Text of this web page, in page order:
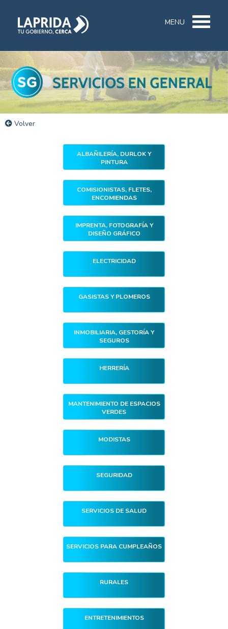
MENU
Volver
ALBAÑILERÍA, DURLOK Y
PINTURA
COMISIONISTAS, FLETES,
ENCOMIENDAS
IMPRENTA, FOTOGRAFÍA Y
DISEÑO GRÁFICO
ELECTRICIDAD
GASISTAS Y PLOMEROS
INMOBILIARIA, GESTORÍA Y
SEGUROS
HERRERÍA
MANTENIMIENTO DE ESPACIOS
VERDES
MODISTAS
SEGURIDAD
SERVICIOS DE SALUD
SERVICIOS PARA CUMPLEAÑOS
RURALES
ENTRETENIMIENTOS